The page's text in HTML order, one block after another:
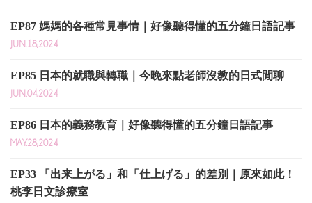
EP87 媽媽的各種常見事情｜好像聽得懂的五分鐘日語記事
JUN.18,2024
EP85 日本的就職與轉職｜今晚來點老師沒教的日式閒聊
JUN.04,2024
EP86 日本的義務教育｜好像聽得懂的五分鐘日語記事
MAY.28,2024
EP33 「出来上がる」和「仕上げる」的差別｜原來如此！
桃李日文診療室